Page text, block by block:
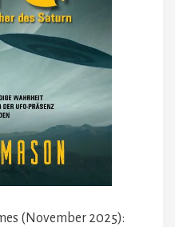
(November 2025):